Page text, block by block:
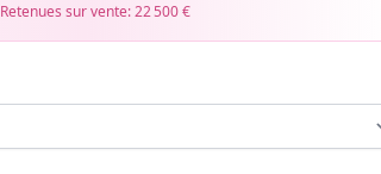
Retenues sur vente:22 500 €